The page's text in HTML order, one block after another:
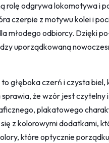
rolę odgrywa lokomotywa i
czerpie z motywu kolei i
młodego odbiorcy. Dzięki
uporządkowaną
głęboka czerń i czysta
że wzór jest czytelny
plakatowego
z kolorowymi dodatkami,
które optycznie